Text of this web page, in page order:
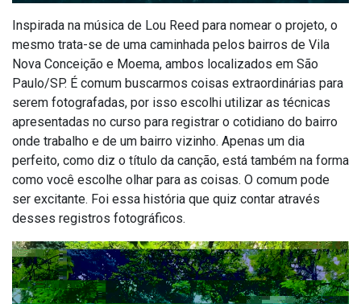
Inspirada na música de Lou Reed para nomear o projeto, o
mesmo trata-se de uma caminhada pelos bairros de Vila
Nova Conceição e Moema, ambos localizados em São
Paulo/SP. É comum buscarmos coisas extraordinárias para
serem fotografadas, por isso escolhi utilizar as técnicas
apresentadas no curso para registrar o cotidiano do bairro
onde trabalho e de um bairro vizinho. Apenas um dia
perfeito, como diz o título da canção, está também na forma
como você escolhe olhar para as coisas. O comum pode
ser excitante. Foi essa história que quiz contar através
desses registros fotográficos.